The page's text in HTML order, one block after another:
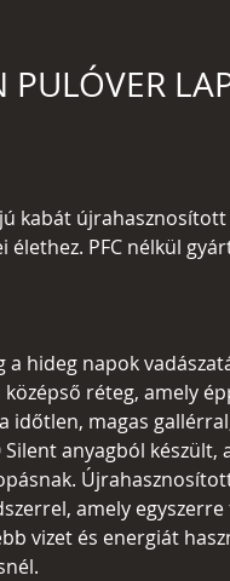
PULÓVER
kabát
élethez. PFC nélkül
hideg napok
középső réteg, amely
időtlen, magas
Silent anyagból készült,
amely
vizet és energiát